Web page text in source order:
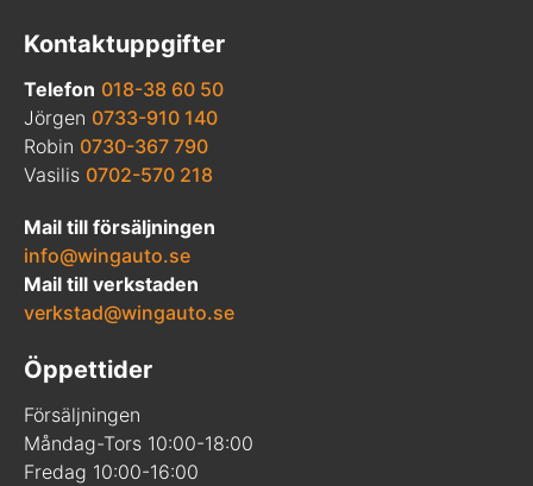
Kontaktuppgifter
Telefon 018-38 60 50
Jörgen 0733-910 140
Robin 0730-367 790
Vasilis 0702-570 218
Mail till försäljningen
info@wingauto.se
Mail till verkstaden
verkstad@wingauto.se
Öppettider
Försäljningen
Måndag-Tors 10:00-18:00
Fredag 10:00-16:00